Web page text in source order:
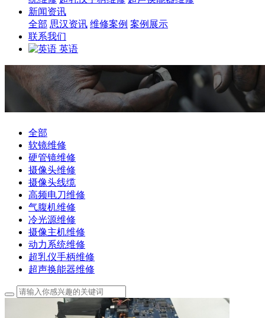
新闻资讯
全部 思汉资讯 维修案例 案例展示
联系我们
英语
全部
软镜维修
硬管镜维修
摄像头维修
摄像头线缆
高频电刀维修
气腹机维修
冷光源维修
摄像主机维修
动力系统维修
超乳仪手柄维修
超声换能器维修